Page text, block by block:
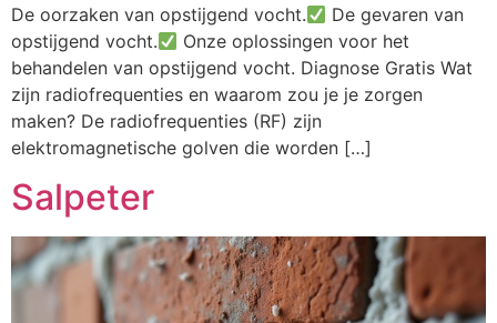
De oorzaken van opstijgend vocht.
De gevaren van
opstijgend vocht.
Onze oplossingen voor het
behandelen van opstijgend vocht. Diagnose Gratis Wat
zijn radiofrequenties en waarom zou je je zorgen
maken? De radiofrequenties (RF) zijn
elektromagnetische golven die worden […]
Salpeter